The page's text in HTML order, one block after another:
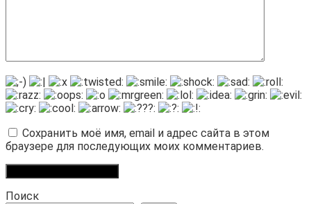
Сохранить моё имя, email и адрес сайта в этом
браузере для последующих моих комментариев.
Поиск